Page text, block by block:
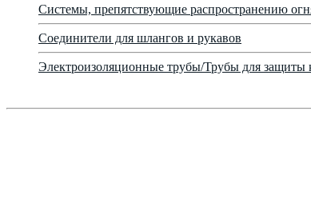
Системы, препятствующие распространению
Соединители для шлангов и рукавов
Электроизоляционные трубы/Трубы для защиты